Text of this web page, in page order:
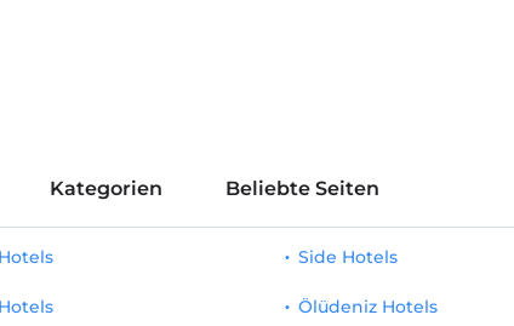
Kategorien Beliebte Seiten
Side Hotels
Ölüdeniz Hotels